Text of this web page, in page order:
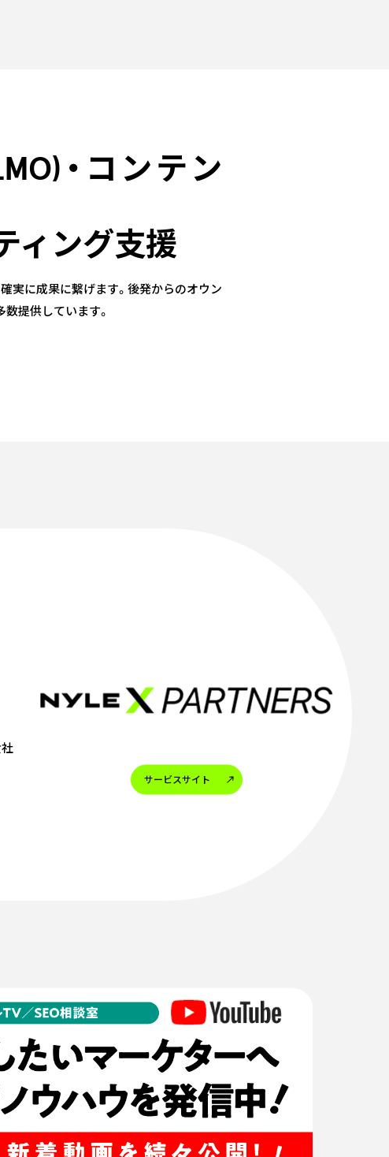
・コンテン
ィング支援
実に成果に繋げます。後発からのオウン
提供しています。
サービスサイト